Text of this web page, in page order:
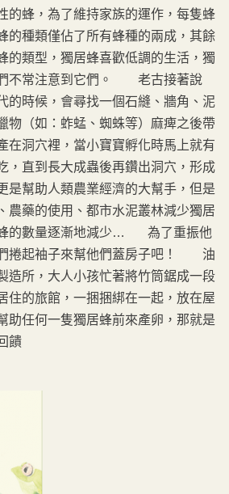
的蜂，為了維持家族的運作，每隻蜂
的種類僅佔了所有蜂種的兩成，其餘
的類型，獨居蜂喜歡低調的生活，獨
們不常注意到它們。 老古接著說
的時候，會尋找一個石縫、牆角、泥
物（如：蚱蜢、蜘蛛等）麻痺之後帶
在洞穴裡，當小寶寶孵化時馬上就有
，直到長大成蟲後再鑽出洞穴，形成
幫助人類農業經濟的大幫手，但是
農藥的使用、都市水泥叢林減少獨居
蜂的數量逐漸地減少… 為了重振他
捲起袖子來幫他們蓋房子吧！ 油
造所，大人小孩忙著將竹筒鋸成一段
住的旅館，一捆捆綁在一起，放在屋
助任何一隻獨居蜂前來產卵，那就是
饋